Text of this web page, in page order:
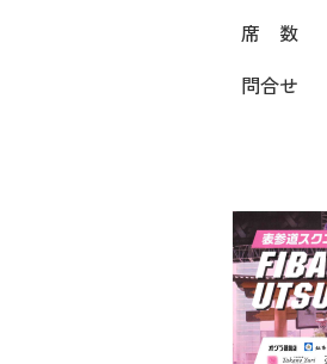
席 数
問合せ